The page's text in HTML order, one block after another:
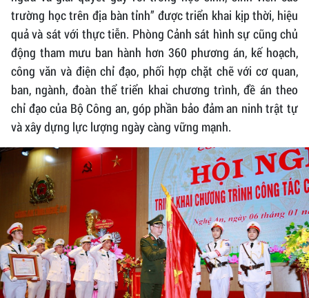
trường học trên địa bàn tỉnh” được triển khai kịp thời, hiệu
quả và sát với thực tiễn. Phòng Cảnh sát hình sự cũng chủ
động tham mưu ban hành hơn 360 phương án, kế hoạch,
công văn và điện chỉ đạo, phối hợp chặt chẽ với cơ quan,
ban, ngành, đoàn thể triển khai chương trình, đề án theo
chỉ đạo của Bộ Công an, góp phần bảo đảm an ninh trật tự
và xây dựng lực lượng ngày càng vững mạnh.